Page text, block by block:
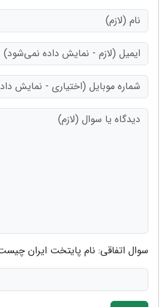
سوال اتفاقی: نام پایتخت ایران